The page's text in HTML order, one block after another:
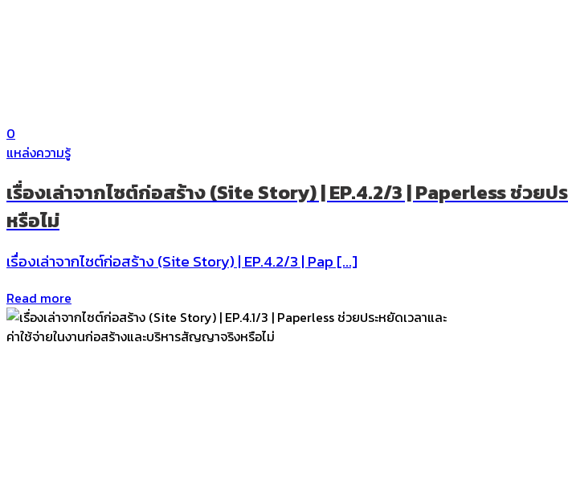
0
แหล่งความรู้
เรื่องเล่าจากไซต์ก่อสร้าง (Site Story) | EP.4.2/3 | Paperless ช่วย
หรือไม่
เรื่องเล่าจากไซต์ก่อสร้าง (Site Story) | EP.4.2/3 | Pap […]
Read more